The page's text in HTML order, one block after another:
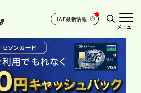
JAF最新情報
メニュー